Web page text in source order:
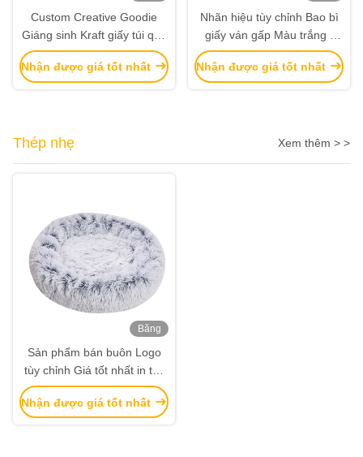
Custom Creative Goodie
Giáng sinh Kraft giấy túi quà
với logo của riêng bạn cho
Xmas Party trang trí
Nhận được giá tốt nhất
Nhãn hiệu tùy chỉnh Bao bì
giấy ván gấp Màu trắng /
Đen / Vàng hồng Hộp quà từ
tính sang trọng với nắp ruy
Nhận được giá tốt nhất
Thép nhẹ Xem thêm > >
Băng
Sản phẩm bán buôn Logo
tùy chỉnh Giá tốt nhất in tùy
chỉnh nhãn hiệu Sản phẩm
bán buôn Sản phẩm bán
Nhận được giá tốt nhất